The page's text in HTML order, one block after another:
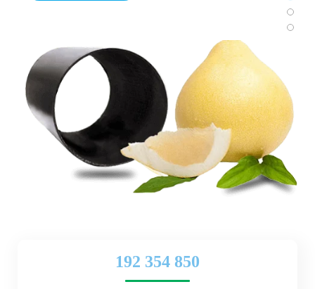
192 354 850